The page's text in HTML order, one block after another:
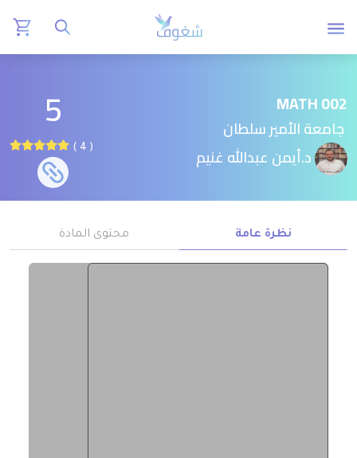
MATH 002
جامعة الأمير سلطان
د.أيمن عبدالله غنيم
5
( 4 )
نظرة عامة محتوى المادة